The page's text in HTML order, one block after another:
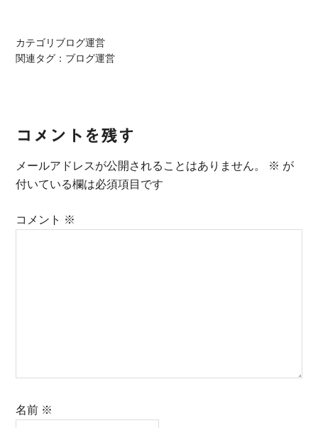
カテゴリ ブログ運営
関連タグ： ブログ運営
Reader
Interactions
コメントを残す
メールアドレスが公開されることはありません。 ※ が
付いている欄は必須項目です
コメント ※
名前 ※